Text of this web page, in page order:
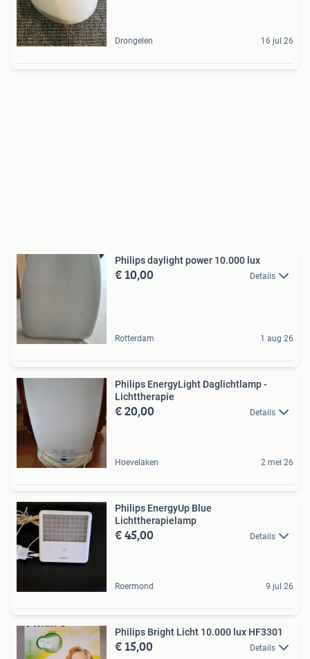
Drongelen 16 jul 26
Philips daylight power 10.000 lux
€ 10,00 Details
Rotterdam 1 aug 26
Philips EnergyLight Daglichtlamp -
Lichttherapie
€ 20,00 Details
Hoevelaken 2 mei 26
Philips EnergyUp Blue
Lichttherapielamp
€ 45,00 Details
Roermond 9 jul 26
Philips Bright Licht 10.000 lux HF3301
€ 15,00 Details